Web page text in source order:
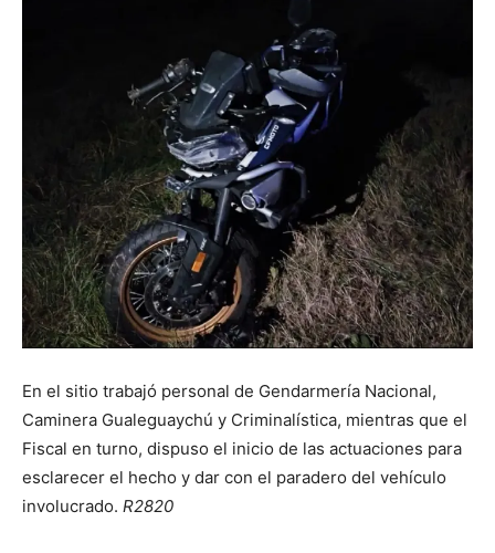
En el sitio trabajó personal de Gendarmería Nacional,
Caminera Gualeguaychú y Criminalística, mientras que el
Fiscal en turno, dispuso el inicio de las actuaciones para
esclarecer el hecho y dar con el paradero del vehículo
involucrado. R2820